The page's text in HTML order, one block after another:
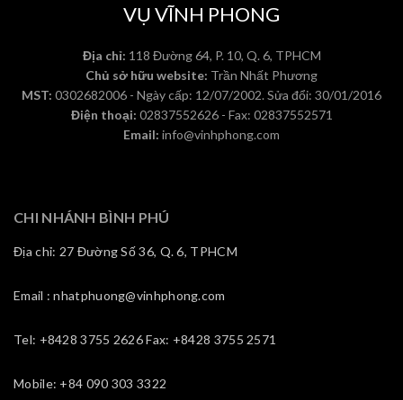
VỤ VĨNH PHONG
Địa chỉ: 118 Đường 64, P. 10, Q. 6, TPHCM
Chủ sở hữu website: Trần Nhất Phương
MST: 0302682006 - Ngày cấp: 12/07/2002. Sửa đổi: 30/01/2016
Điện thoại: 02837552626 - Fax: 02837552571
Email: info@vinhphong.com
CHI NHÁNH BÌNH PHÚ
Địa chỉ: 27 Đường Số 36, Q. 6, TPHCM
Email : nhatphuong@vinhphong.com
Tel: +8428 3755 2626 Fax: +8428 3755 2571
Mobile: +84 090 303 3322